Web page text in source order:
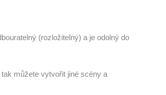
(rozložitelný) a je odolný do
můžete vytvořit jiné scény a